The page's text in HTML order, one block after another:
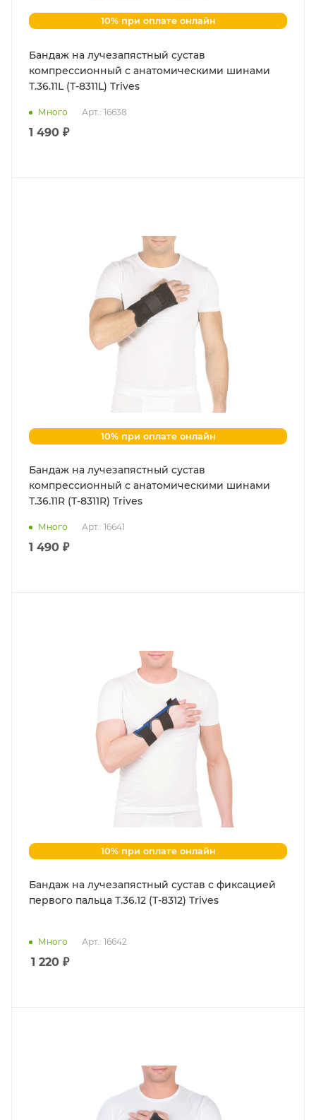
10% при оплате онлайн
Бандаж на лучезапястный сустав
компрессионный с анатомическими шинами
Т.36.11L (Т-8311L) Trives
Много Арт.: 16638
1 490 ₽
10% при оплате онлайн
Бандаж на лучезапястный сустав
компрессионный с анатомическими шинами
Т.36.11R (Т-8311R) Trives
Много Арт.: 16641
1 490 ₽
10% при оплате онлайн
Бандаж на лучезапястный сустав с фиксацией
первого пальца Т.36.12 (Т-8312) Trives
Много Арт.: 16642
1 220 ₽